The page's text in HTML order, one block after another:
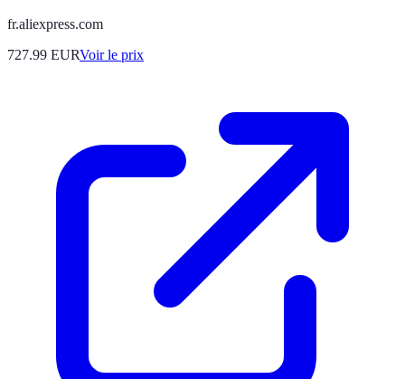
fr.aliexpress.com
727.99 EURVoir le prix